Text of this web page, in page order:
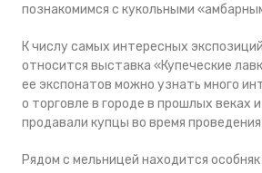
познакомимся с кукольными
К числу самых интересных
относится выставка «Купеческие
ее экспонатов можно узнать много
о торговле в городе в прошлых веках
продавали купцы во время проведения
Рядом с мельницей находится